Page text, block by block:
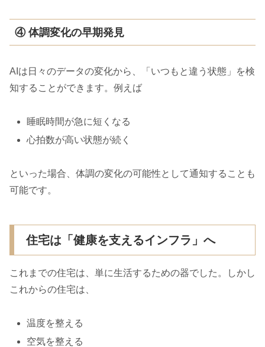
④ 体調変化の早期発見
AIは日々のデータの変化から、「いつもと違う状態」を検
知することができます。例えば
睡眠時間が急に短くなる
心拍数が高い状態が続く
といった場合、体調の変化の可能性として通知することも
可能です。
住宅は「健康を支えるインフラ」へ
これまでの住宅は、単に生活するための器でした。しかし
これからの住宅は、
温度を整える
空気を整える